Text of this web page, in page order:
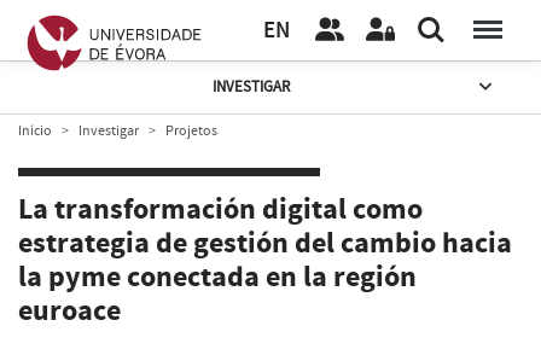
EN
INVESTIGAR
Início Investigar Projetos
La transformación digital como
estrategia de gestión del cambio hacia
la pyme conectada en la región
euroace